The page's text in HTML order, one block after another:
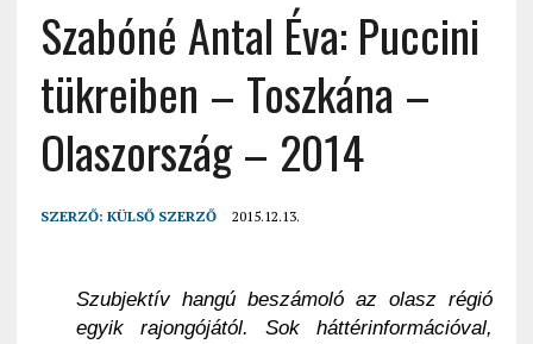
Szabóné Antal Éva: Puccini
tükreiben – Toszkána –
Olaszország – 2014
SZERZŐ: KÜLSŐ SZERZŐ 2015.12.13.
Szubjektív hangú beszámoló az olasz régió
egyik rajongójától. Sok háttérinformációval,